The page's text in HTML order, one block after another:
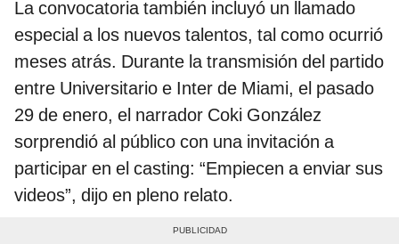
La convocatoria también incluyó un llamado
especial a los nuevos talentos, tal como ocurrió
meses atrás. Durante la transmisión del partido
entre Universitario e Inter de Miami, el pasado
29 de enero, el narrador Coki González
sorprendió al público con una invitación a
participar en el casting: “Empiecen a enviar sus
videos”, dijo en pleno relato.